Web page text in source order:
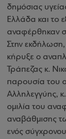
δημόσιας
Ελλάδα και το
αναφέρθηκαν
Στην
κήρυξε ο
Τράπεζας κ.
παρουσία του ο
Αλληλεγγύης,
ομιλία του
αναβάθμισης
ενός